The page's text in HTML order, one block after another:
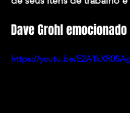
Dave Grohl emocionado
https://youtu.be/